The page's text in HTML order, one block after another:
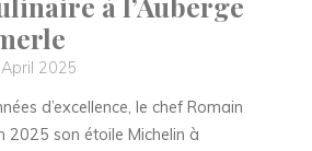
à l’Auberge
2025
d’excellence, le chef Romain
2025 son étoile Michelin à